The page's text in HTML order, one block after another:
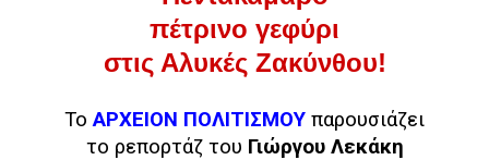
πέτρινο γεφύρι
στις Αλυκές Ζακύνθου!
ΤοΑΡΧΕΙΟΝ ΠΟΛΙΤΙΣΜΟΥ παρουσιάζει
το ρεπορτάζ του Γιώργου Λεκάκη